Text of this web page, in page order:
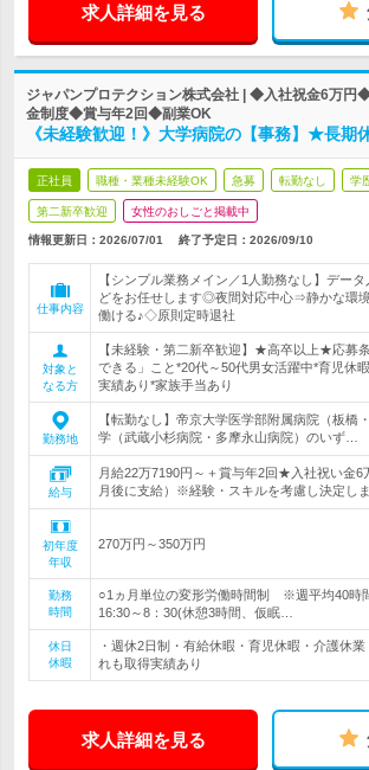
求人詳細を見る
ジャパンプロテクション株式会社 | ◆入社祝金6万
金制度◆賞与年2回◆副業OK
《未経験歓迎！》大学病院の【事務】★長期
正社員 職種・業種未経験OK 急募 転勤なし 学
第二新卒歓迎 女性のおしごと掲載中
情報更新日：2026/07/01 終了予定日： 2026/09/10
仕事内容
【シンプル業務メイン／1人勤務なし】デー
どをお任せします◎夜間対応中心⇒静かな環
働ける♪◇原則定時退社
対象と
なる方
【未経験・第二新卒歓迎】★高卒以上★応募
できる」こと*20代～50代男女活躍中*育児休
実績あり*家族手当あり
勤務地
【転勤なし】帝京大学医学部附属病院（板橋
学（武蔵小杉病院・多摩永山病院）のいず…
給与
月給22万7190円～＋賞与年2回★入社祝い金6
月後に支給）※経験・スキルを考慮し決定し
初年度
年収
270万円～350万円
勤務
時間
○1ヵ月単位の変形労働時間制 ※週平均40時
16:30～8：30(休憩3時間、仮眠…
休日
休暇
・週休2日制・有給休暇・育児休暇・介護休
れも取得実績あり
求人詳細を見る